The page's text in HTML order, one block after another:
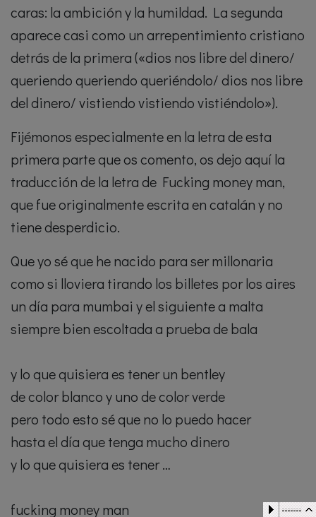
caras: la ambición y la humildad. La segunda
aparece casi como un arrepentimiento cristiano
detrás de la primera («dios nos libre del dinero/
queriendo queriendo queriéndolo/ dios nos libre
del dinero/ vistiendo vistiendo vistiéndolo»).
Fijémonos especialmente en la letra de esta
primera parte que os comento, os dejo aquí la
traducción de la letra de Fucking money man,
que fue originalmente escrita en catalán y no
tiene desperdicio.
Que yo sé que he nacido para ser millonaria
como si lloviera tirando los billetes por los aires
un día para mumbai y el siguiente a malta
siempre bien escoltada a prueba de bala
y lo que quisiera es tener un bentley
de color blanco y uno de color verde
pero todo esto sé que no lo puedo hacer
hasta el día que tenga mucho dinero
y lo que quisiera es tener …
fucking money man